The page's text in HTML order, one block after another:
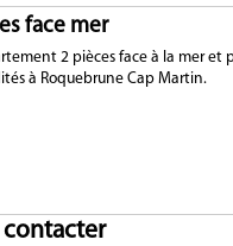
face mer
2 pièces face à la mer et
à Roquebrune Cap Martin.
contacter